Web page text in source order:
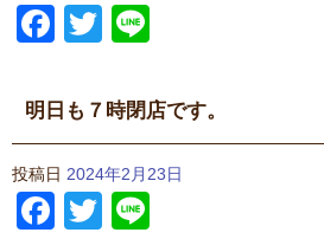
Facebook
Twitter
明日も７時閉店です。
投稿日 2024年2月23日
Facebook
Twitter